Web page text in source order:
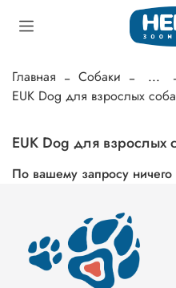
Главная Собаки
...
EUK Dog для взрослых
EUK Dog для взрослых
По вашему запросу